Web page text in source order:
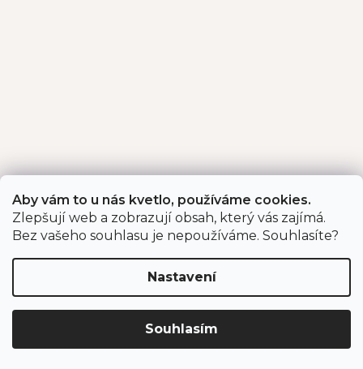
Aby vám to u nás kvetlo, používáme cookies.
Zlepšují web a zobrazují obsah, který vás zajímá.
Bez vašeho souhlasu je nepoužíváme. Souhlasíte?
Nastavení
Souhlasím